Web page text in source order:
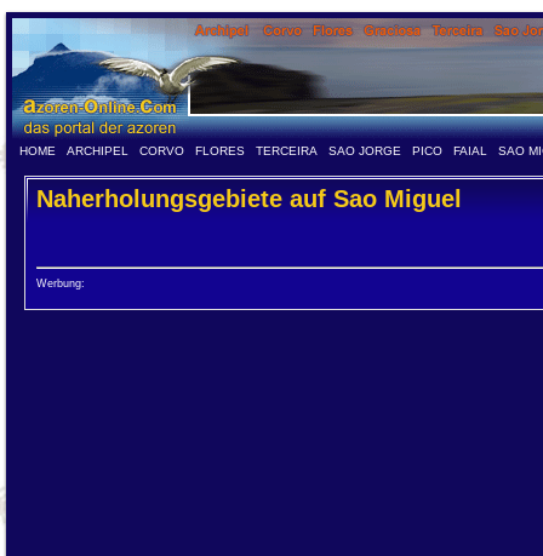
HOME ARCHIPEL CORVO FLORES TERCEIRA SAO JORGE PICO FAIAL SAO
Naherholungsgebiete auf Sao Miguel
Werbung: